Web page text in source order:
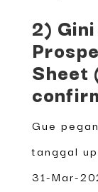
2)
Sheet
Gue
tanggal
31-Mar-